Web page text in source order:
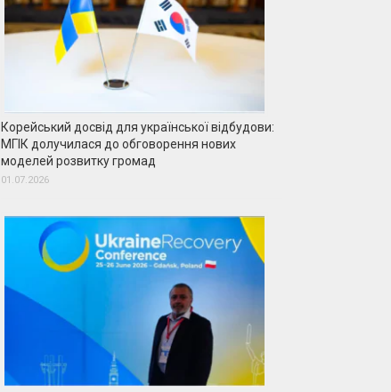
Корейський досвід для української відбудови:
МГІК долучилася до обговорення нових
моделей розвитку громад
01.07.2026